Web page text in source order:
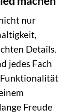
nur
Details.
jedes Fach
Freude